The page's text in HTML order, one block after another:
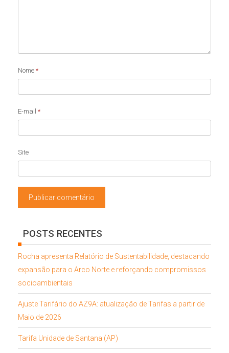
Nome *
E-mail *
Site
POSTS RECENTES
Rocha apresenta Relatório de Sustentabilidade, destacando
expansão para o Arco Norte e reforçando compromissos
socioambientais
Ajuste Tarifário do AZ9A: atualização de Tarifas a partir de
Maio de 2026
Tarifa Unidade de Santana (AP)